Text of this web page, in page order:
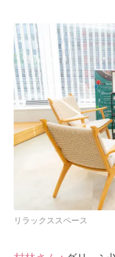
リラックススペース